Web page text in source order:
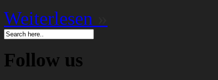
Weiterlesen
Follow us